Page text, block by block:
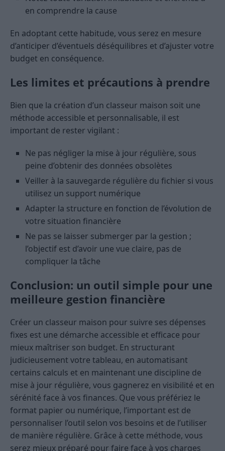
en comprendre la cause
En adoptant cette habitude, vous serez en mesure
d’anticiper d’éventuels déséquilibres et d’ajuster votre
budget en conséquence.
Les limites et précautions à prendre
Bien que la création d’un classeur maison soit une
méthode accessible et personnalisable, il est
important de rester vigilant :
Ne pas négliger la mise à jour régulière, sous
peine d’obtenir des données obsolètes
Veiller à la sauvegarde régulière du fichier si vous
utilisez un support numérique
Adapter la structure en fonction de l’évolution de
votre situation financière
Ne pas se laisser submerger par la gestion ;
l’objectif est d’avoir une vue claire, pas de
compliquer la tâche
Conclusion: un outil simple pour une
meilleure gestion financière
Créer un classeur maison pour suivre ses dépenses
fixes est une démarche accessible et efficace pour
mieux maîtriser son budget. En structurant
judicieusement votre tableau, en automatisant
certains calculs et en maintenant une discipline de
mise à jour régulière, vous gagnerez en visibilité et en
sérénité face à vos finances. Que vous préfériez le
format papier ou numérique, l’important est de
personnaliser l’outil selon vos besoins et de l’utiliser
de manière régulière. Grâce à cette méthode, vous
serez mieux préparé pour faire face à vos charges